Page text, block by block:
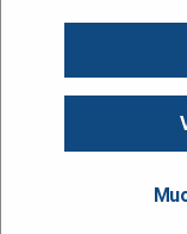
päästää